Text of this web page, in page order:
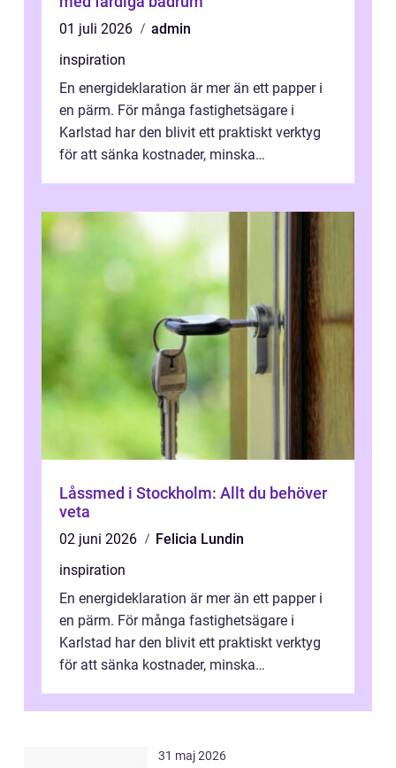
01 juli 2026
admin
inspiration
En energideklaration är mer än ett papper i
en pärm. För många fastighetsägare i
Karlstad har den blivit ett praktiskt verktyg
för att sänka kostnader, minska
Låssmed i Stockholm: Allt du behöver
veta
02 juni 2026
Felicia Lundin
inspiration
En energideklaration är mer än ett papper i
en pärm. För många fastighetsägare i
Karlstad har den blivit ett praktiskt verktyg
för att sänka kostnader, minska
31 maj 2026